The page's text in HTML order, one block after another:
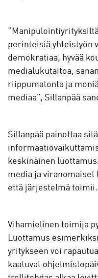
perinteisiä yhteistyön
demokratiaa, hyvää
medialukutaitoa,
riippumatonta ja
mediaa”, Sillanpää
Sillanpää painottaa
keskinäinen
media ja viranomaiset
että järjestelmä toimii.
Vihamielinen toimija
Luottamus
yritykseen voi
kaatuvat